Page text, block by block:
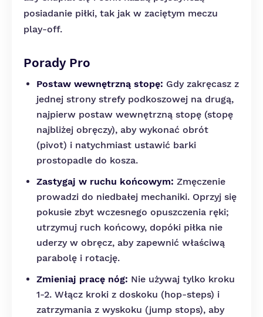
posiadanie piłki, tak jak w zaciętym meczu
play-off.
Porady Pro
Postaw wewnętrzną stopę: Gdy zakręcasz z
jednej strony strefy podkoszowej na drugą,
najpierw postaw wewnętrzną stopę (stopę
najbliżej obręczy), aby wykonać obrót
(pivot) i natychmiast ustawić barki
prostopadle do kosza.
Zastygaj w ruchu końcowym: Zmęczenie
prowadzi do niedbałej mechaniki. Oprzyj się
pokusie zbyt wczesnego opuszczenia ręki;
utrzymuj ruch końcowy, dopóki piłka nie
uderzy w obręcz, aby zapewnić właściwą
parabolę i rotację.
Zmieniaj pracę nóg: Nie używaj tylko kroku
1-2. Włącz kroki z doskoku (hop-steps) i
zatrzymania z wyskoku (jump stops), aby